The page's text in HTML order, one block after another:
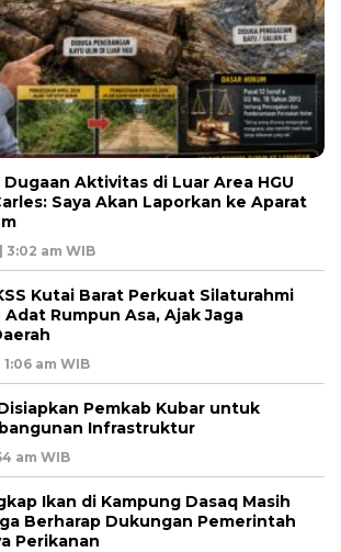
Aktivitas di Luar Area HGU
Saya Akan Laporkan ke Aparat
3:02 am WIB
Kutai Barat Perkuat Silaturahmi
Rumpun Asa, Ajak Jaga
am WIB
Pemkab Kubar untuk
Infrastruktur
am WIB
Ikan di Kampung Dasaq Masih
Berharap Dukungan Pemerintah
Perikanan